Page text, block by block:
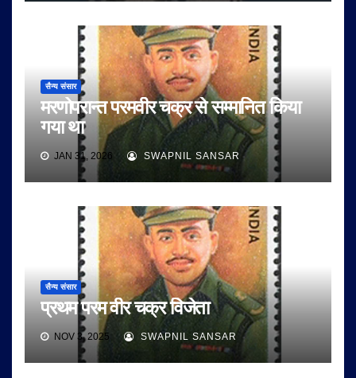
सैन्य संसार
मरणोपरान्त परमवीर चक्र से सम्मानित किया
गया था
JAN 31, 2026 SWAPNIL SANSAR
सैन्य संसार
प्रथम परम वीर चक्र विजेता
NOV 3, 2025 SWAPNIL SANSAR